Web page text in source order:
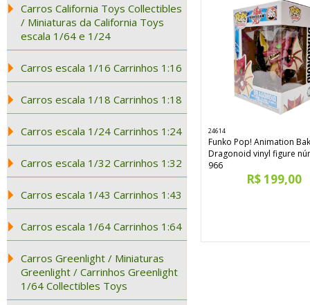
Carros California Toys Collectibles
/ Miniaturas da California Toys
escala 1/64 e 1/24
Carros escala 1/16 Carrinhos 1:16
Carros escala 1/18 Carrinhos 1:18
Carros escala 1/24 Carrinhos 1:24
Carros escala 1/32 Carrinhos 1:32
Carros escala 1/43 Carrinhos 1:43
Carros escala 1/64 Carrinhos 1:64
Carros Greenlight / Miniaturas
Greenlight / Carrinhos Greenlight
1/64 Collectibles Toys
24614
Funko Pop! Animation
Dragonoid vinyl figure
966
R$ 199,00